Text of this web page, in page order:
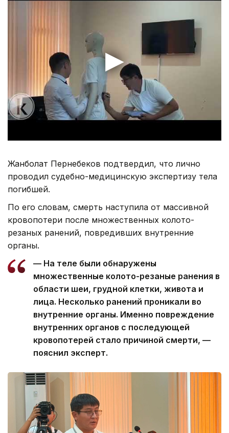
Жанболат Пернебеков подтвердил, что лично
проводил судебно-медицинскую экспертизу тела
погибшей.
По его словам, смерть наступила от массивной
кровопотери после множественных колото-
резаных ранений, повредивших внутренние
органы.
— На теле были обнаружены
множественные колото-резаные ранения в
области шеи, грудной клетки, живота и
лица. Несколько ранений проникали во
внутренние органы. Именно повреждение
внутренних органов с последующей
кровопотерей стало причиной смерти, —
пояснил эксперт.